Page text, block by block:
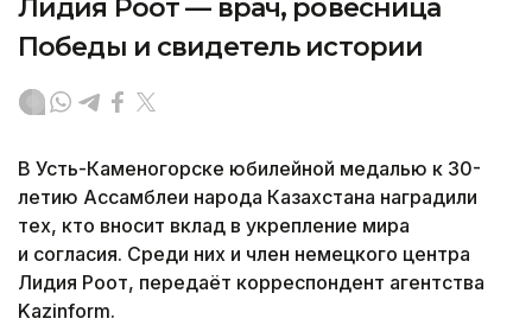
Лидия Роот — врач, ровесница
Победы и свидетель истории
В Усть-Каменогорске юбилейной медалью к 30-
летию Ассамблеи народа Казахстана наградили
тех, кто вносит вклад в укрепление мира
и согласия. Среди них и член немецкого центра
Лидия Роот, передаёт корреспондент агентства
Kazinform.